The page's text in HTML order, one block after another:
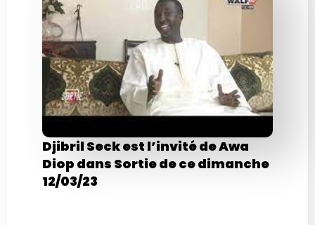
Djibril Seck est l’invité de Awa
Diop dans Sortie de ce dimanche
12/03/23